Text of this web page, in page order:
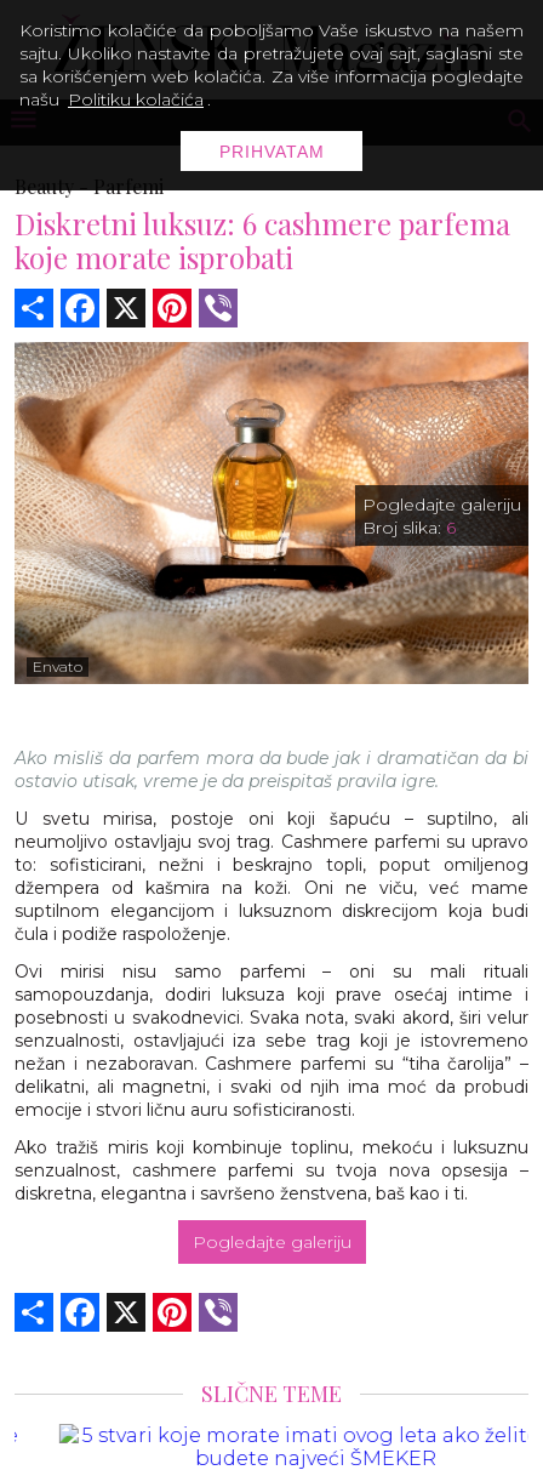
Beauty -Parfemi
Diskretni luksuz: 6 cashmere parfema
koje morate isprobati
Share Facebook Pinterest
Envato
Pogledajte galeriju
Broj slika: 6
Ako misliš da parfem mora da bude jak i dramatičan da bi
ostavio utisak, vreme je da preispitaš pravila igre.
U svetu mirisa, postoje oni koji šapuću – suptilno, ali
neumoljivo ostavljaju svoj trag. Cashmere parfemi su upravo
to: sofisticirani, nežni i beskrajno topli, poput omiljenog
džempera od kašmira na koži. Oni ne viču, već mame
suptilnom elegancijom i luksuznom diskrecijom koja budi
čula i podiže raspoloženje.
Ovi mirisi nisu samo parfemi – oni su mali rituali
samopouzdanja, dodiri luksuza koji prave osećaj intime i
posebnosti u svakodnevici. Svaka nota, svaki akord, širi velur
senzualnosti, ostavljajući iza sebe trag koji je istovremeno
nežan i nezaboravan. Cashmere parfemi su “tiha čarolija” –
delikatni, ali magnetni, i svaki od njih ima moć da probudi
emocije i stvori ličnu auru sofisticiranosti.
Ako tražiš miris koji kombinuje toplinu, mekoću i luksuznu
senzualnost, cashmere parfemi su tvoja nova opsesija –
diskretna, elegantna i savršeno ženstvena, baš kao i ti.
Pogledajte galeriju
Share Facebook Pinterest
SLIČNE TEME
Koristimo kolačiće da poboljšamo Vaše iskustvo na našem
sajtu. Ukoliko nastavite da pretražujete ovaj sajt, saglasni ste
sa korišćenjem web kolačića. Za više informacija pogledajte
našu Politiku kolačića .
PRIHVATAM